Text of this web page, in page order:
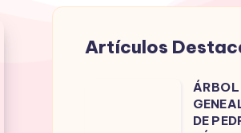
Artículos
ÁRBOL
DE